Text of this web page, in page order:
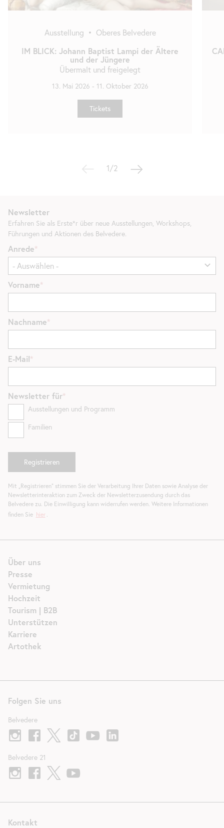
Ausstellung • Oberes Belvedere
IM BLICK: Johann Baptist Lampi der Ältere
und der Jüngere
Übermalt und freigelegt
13. Mai 2026 - 11. Oktober 2026
Tickets
1/2
Über uns
Presse
Vermietung
Hochzeit
Tourism | B2B
Unterstützen
Karriere
Artothek
Kontakt
Folgen Sie uns
Belvedere
Belvedere 21
Newsletter
Erfahren Sie als Erste*r über neue Ausstellungen, Workshops,
Führungen und Aktionen des Belvedere.
Anrede
Vorname
Nachname
E-Mail
Newsletter für
Ausstellungen und Programm
Familien
Mit „Registrieren“ stimmen Sie der Verarbeitung Ihrer Daten sowie Analyse der
Newsletterinteraktion zum Zweck der Newsletterzusendung durch das
Belvedere zu. Die Einwilligung kann widerrufen werden. Weitere Informationen
finden Sie hier .